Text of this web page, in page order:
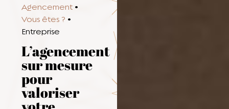
Agencement •
Vous êtes ? •
Entreprise
L’agencement
sur mesure
pour
valoriser